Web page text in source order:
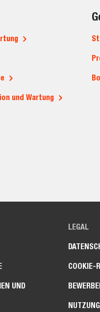
und Wartung
UND
LEGAL
COOKIE-